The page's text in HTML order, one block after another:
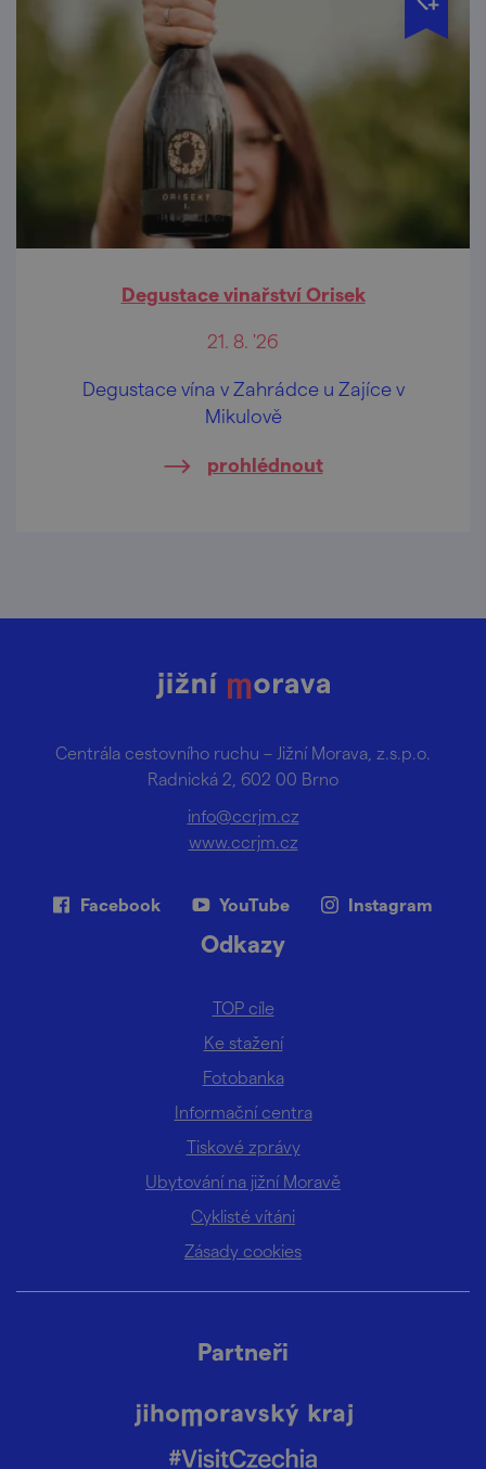
Degustace vinařství Orisek
21. 8. '26
Degustace vína v Zahrádce u Zajíce v
Mikulově
prohlédnout
Centrála cestovního ruchu – Jižní Morava, z.s.p.o.
Radnická 2, 602 00 Brno
info@ccrjm.cz
www.ccrjm.cz
Facebook YouTube Instagram
Odkazy
TOP cíle
Ke stažení
Fotobanka
Informační centra
Tiskové zprávy
Ubytování na jižní Moravě
Cyklisté vítáni
Zásady cookies
Partneři